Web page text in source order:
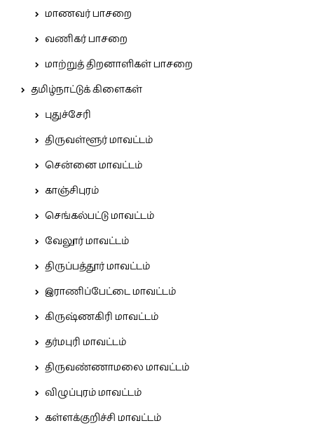
மாணவர் பாசறை
வணிகர் பாசறை
மாற்றுத் திறனாளிகள் பாசறை
தமிழ்நாட்டுக் கிளைகள்
புதுச்சேரி
திருவள்ளூர் மாவட்டம்
சென்னை மாவட்டம்
காஞ்சிபுரம்
செங்கல்பட்டு மாவட்டம்
வேலூர் மாவட்டம்
திருப்பத்தூர் மாவட்டம்
இராணிப்பேட்டை மாவட்டம்
கிருஷ்ணகிரி மாவட்டம்
தர்மபுரி மாவட்டம்
திருவண்ணாமலை மாவட்டம்
விழுப்புரம் மாவட்டம்
கள்ளக்குறிச்சி மாவட்டம்